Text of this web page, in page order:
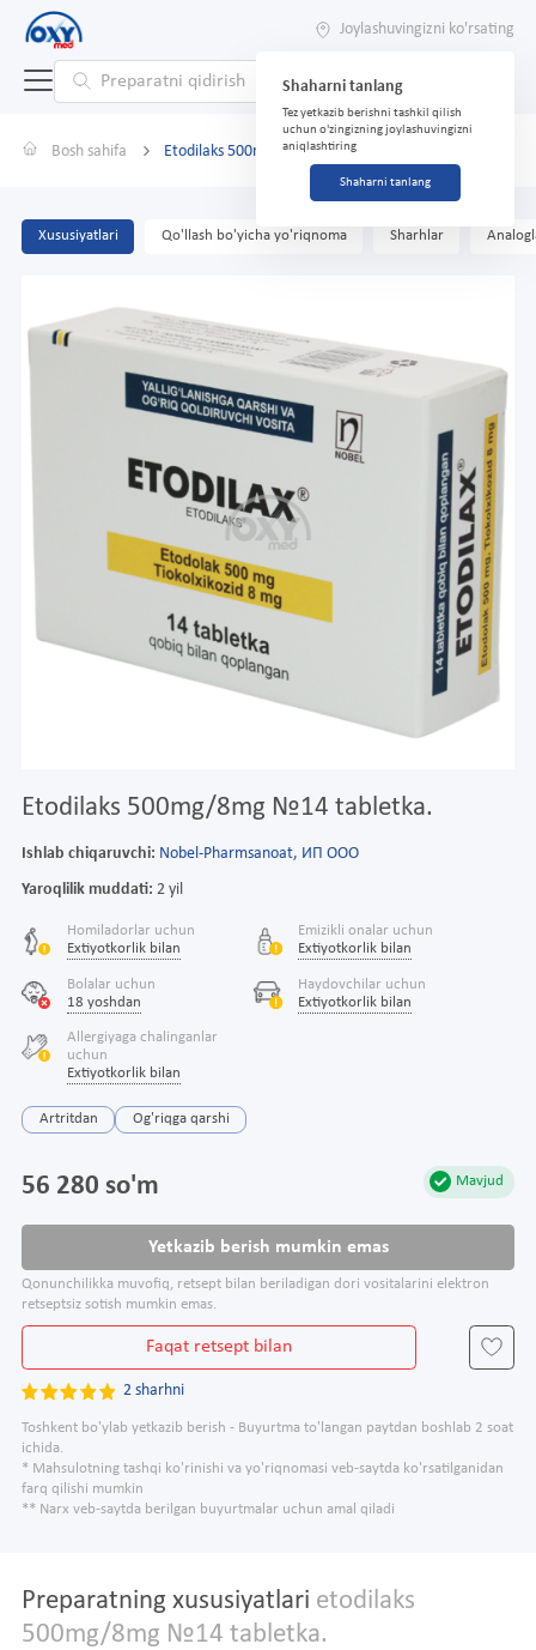
Joylashuvingizni ko'rsating
Shaharni tanlang
Tez yetkazib berishni tashkil qilish
uchun o'zingizning joylashuvingizni
aniqlashtiring
Shaharni tanlang
Bosh sahifa Etodilaks 500mg/8mg №14 tabletka.
Xususiyatlari Qo'llash bo'yicha yo'riqnoma Sharhlar
Etodilaks 500mg/8mg №14 tabletka.
Ishlab chiqaruvchi: Nobel-Pharmsanoat, ИП ООО
Yaroqlilik muddati: 2 yil
Homiladorlar uchun
Extiyotkorlik bilan
Emizikli onalar uchun
Extiyotkorlik bilan
Bolalar uchun
18 yoshdan
Haydovchilar uchun
Extiyotkorlik bilan
Allergiyaga chalinganlar
uchun
Extiyotkorlik bilan
Artritdan Og'riqga qarshi
Mavjud
56 280 so'm
Yetkazib berish mumkin emas
Qonunchilikka muvofiq, retsept bilan beriladigan dori vositalarini elektron
retseptsiz sotish mumkin emas.
Faqat retsept bilan
2 sharhni
Toshkent bo'ylab yetkazib berish - Buyurtma to'langan paytdan boshlab 2 soat
ichida.
* Mahsulotning tashqi ko'rinishi va yo'riqnomasi veb-saytda ko'rsatilganidan
farq qilishi mumkin
** Narx veb-saytda berilgan buyurtmalar uchun amal qiladi
Preparatning xususiyatlari etodilaks
500mg/8mg №14 tabletka.